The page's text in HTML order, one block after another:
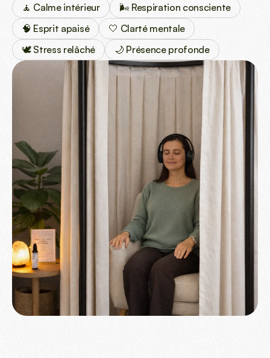
🧘 Calme intérieur
🌬️ Respiration consciente
🧠 Esprit apaisé
🤍 Clarté mentale
🕊️ Stress relâché
🌙 Présence profonde